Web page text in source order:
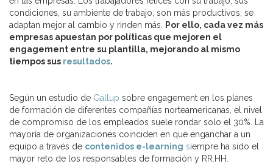
condiciones, su ambiente de trabajo, son más productivos, se
adaptan mejor al cambio y rinden más.
Por ello, cada vez más
empresas apuestan por políticas que mejoren el
engagement entre su plantilla, mejorando al mismo
tiempos sus resultados.
Según un estudio de Gallup sobre engagement en los planes
de formación de diferentes compañías norteamericanas, el nivel
de compromiso de los empleados suele rondar solo el 30%. La
mayoría de organizaciones coinciden en que enganchar a un
equipo a través de contenidos e-learning siempre ha sido el
mayor reto de los responsables de formación y RR.HH.